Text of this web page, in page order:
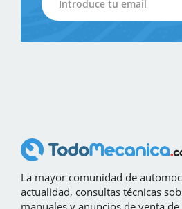
La mayor comunidad de
actualidad, consultas técnicas